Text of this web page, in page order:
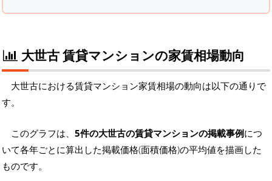
大世古 賃貸マンションの家賃相場動向
大世古における賃貸マンション家賃相場の動向は以下の通りで
す。
このグラフは、 5件の大世古の賃貸マンションの掲載事例につ
いて各年ごとに算出した掲載価格(面積価格)の平均値を描画した
ものです。